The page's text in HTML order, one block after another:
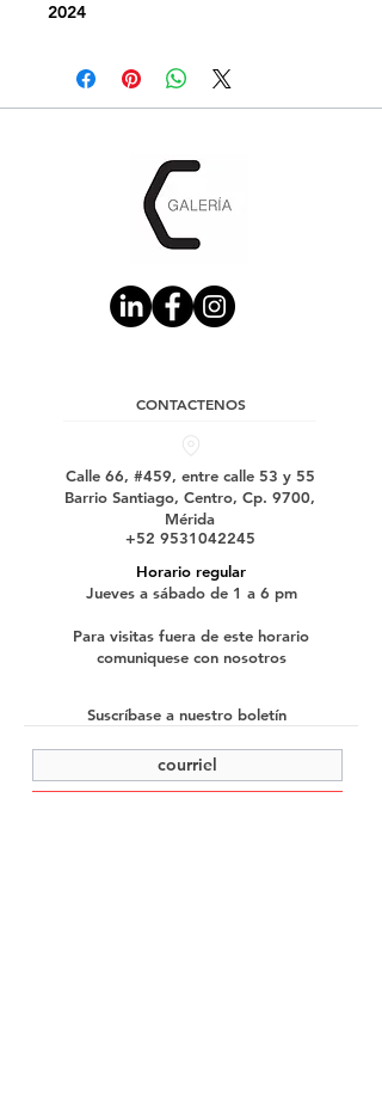
2024
CONTACTENOS
Calle 66, #459, entre calle 53 y 55
Barrio Santiago, Centro, Cp. 9700,
Mérida
+52 9531042245
Horario regular
Jueves a sábado de 1 a 6 pm
Para visitas fuera de este horario
comuniquese con nosotros
Suscríbase a nuestro boletín